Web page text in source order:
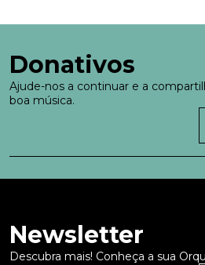
Donativos
Ajude-nos a continuar e a
boa música.
Newsletter
Descubra mais! Conheça a sua